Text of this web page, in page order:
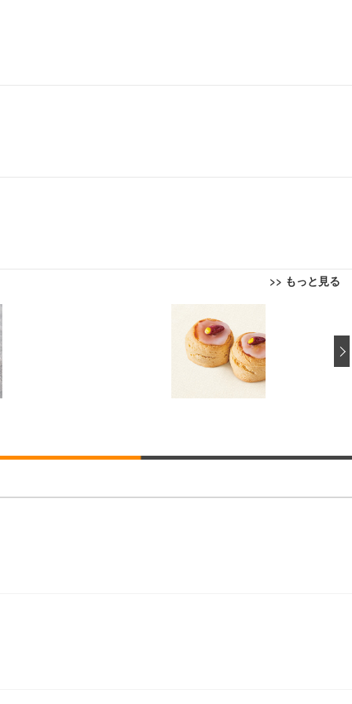
>> もっと見る
面昇降 強化ナイロン樹脂ベース 通気性メッシュ 在宅ワーク H-WY01
跳ね上げ式アームレスト 3Dヘッドレスト ハンガー付き 高反発クッ
整 スイベル VESA対応 ComfortView ビジネス向け
1) (ケース販売)